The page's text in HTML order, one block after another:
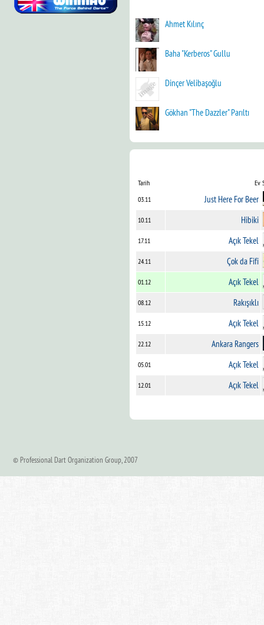
Ahmet Kılınç
Baha "Kerberos" Gullu
Dinçer Velibaşoğlu
Gökhan "The Dazzler" Parıltı
Tarih
Ev
03.11
Just Here For Beer
10.11 Hibiki
17.11 Açık Tekel
24.11 Çok da Fifi
01.12 Açık Tekel
08.12 Rakışıklı
15.12 Açık Tekel
22.12 Ankara Rangers
05.01 Açık Tekel
12.01 Açık Tekel
© Professional Dart Organization Group, 2007